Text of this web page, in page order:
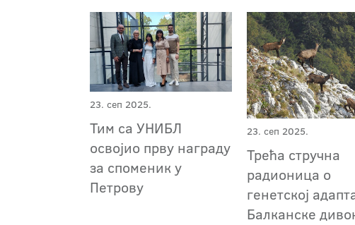
23. сеп 2025.
Тим са УНИБЛ
освојио прву награду
за споменик у
Петрову
23. сеп 2025.
Трећа стручна
радионица о
генетској
Балканске